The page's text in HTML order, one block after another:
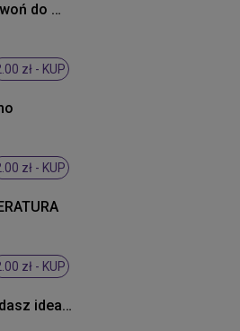
Nie dzwoń do mnie mała
zł - KUP
zł - KUP
zł - KUP
Wyglądasz idealnie